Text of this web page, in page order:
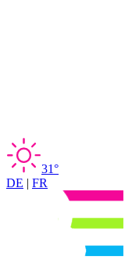
31°
DE | FR